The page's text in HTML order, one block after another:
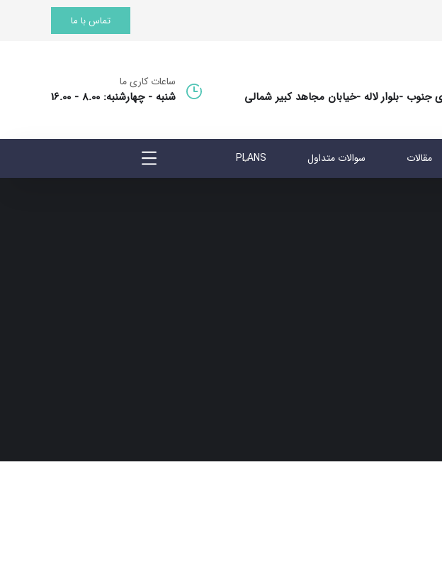
تماس با ما
-بلوار لاله -خیابان مجاهد کبیر شمالی
ساعات کاری ما
شنبه - چهارشنبه: 8.00 - 16.00
مقالات سوالات متداول PLANS